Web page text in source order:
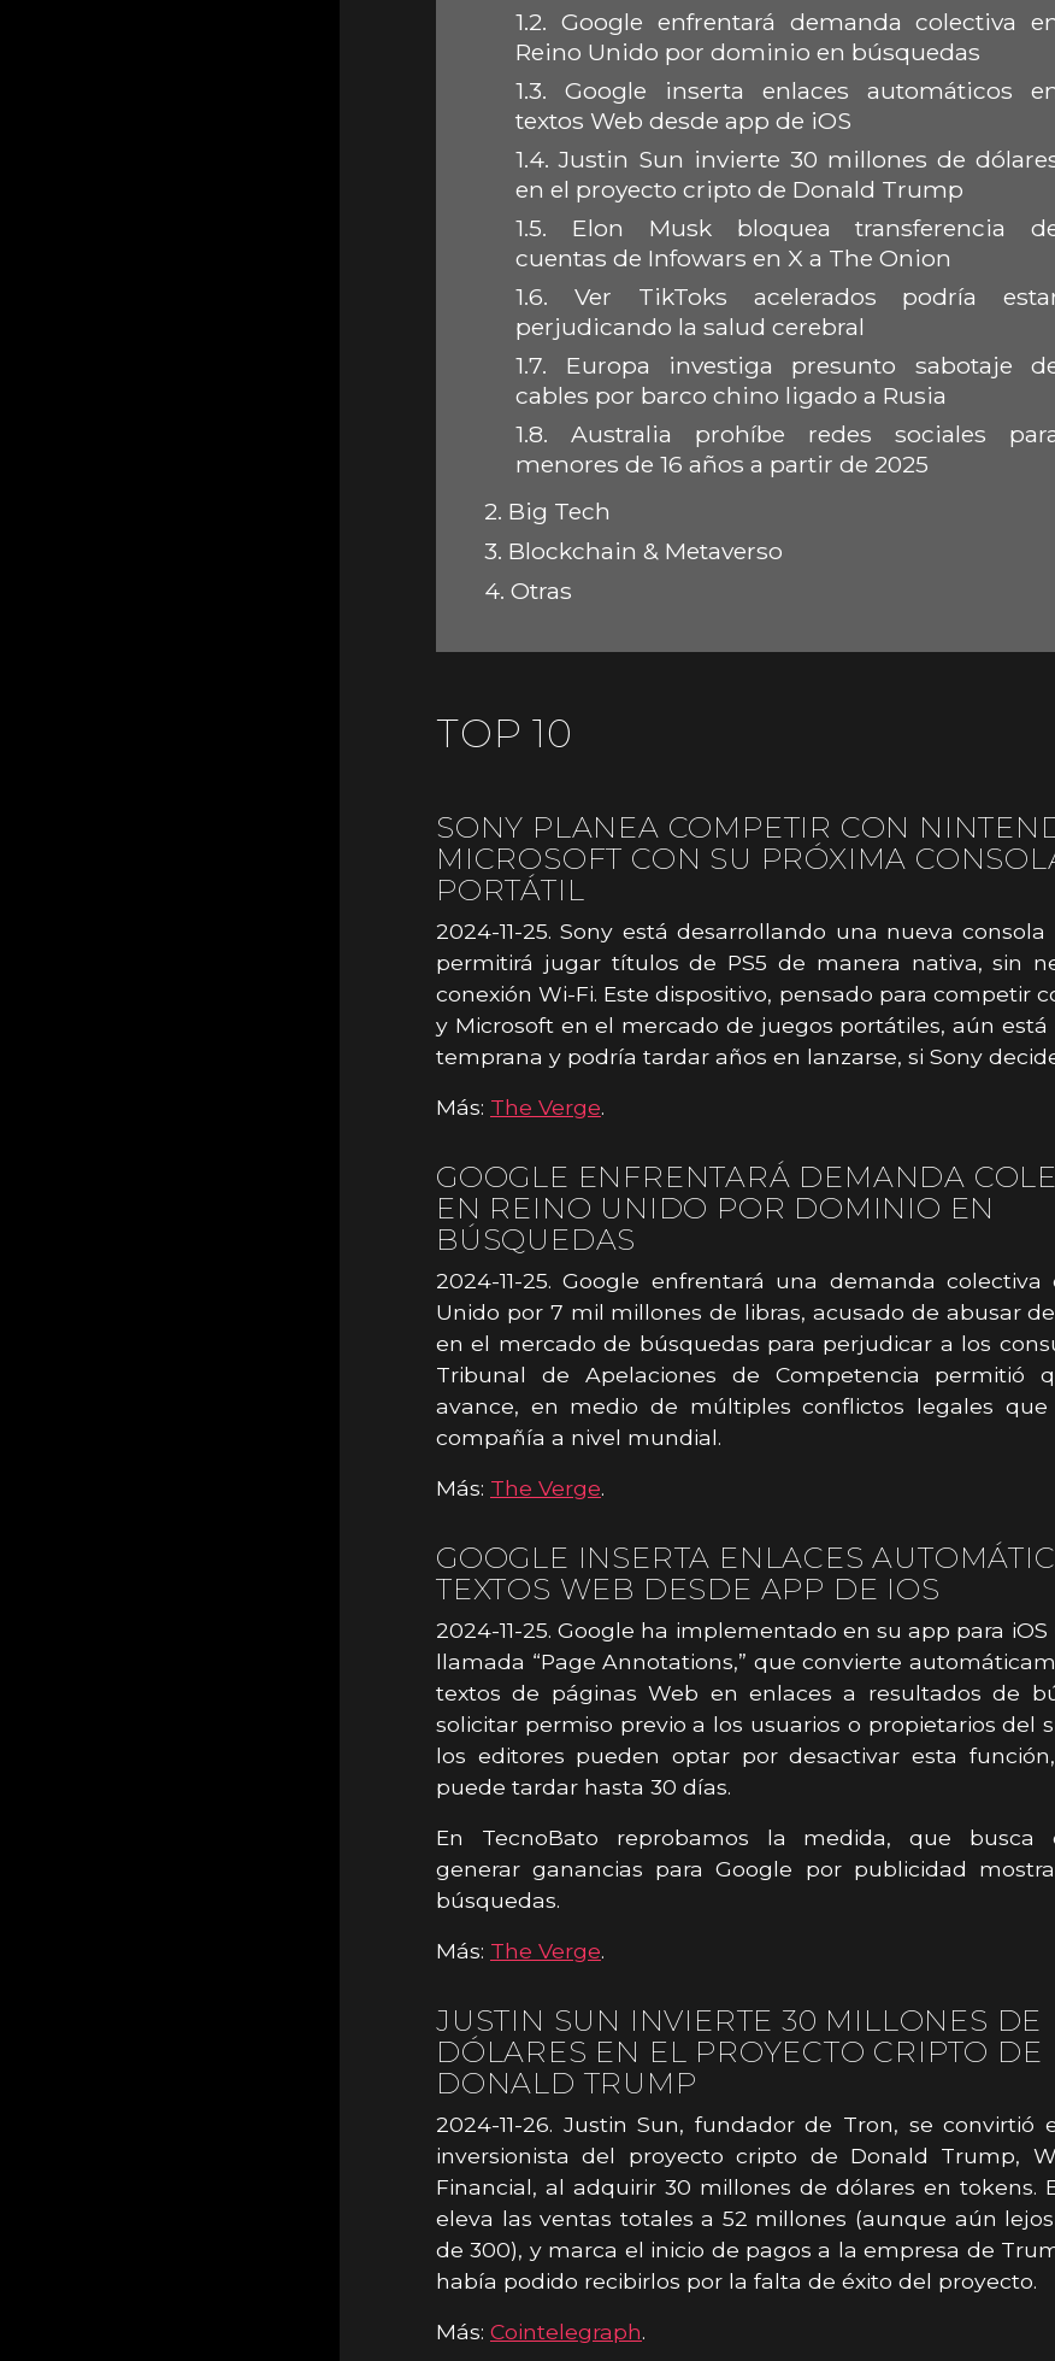
1.2. Google enfrentará demanda colectiva
Reino Unido por dominio en búsquedas
1.3. Google inserta enlaces automáticos
textos Web desde app de iOS
1.4. Justin Sun invierte 30 millones de
en el proyecto cripto de Donald Trump
1.5. Elon Musk bloquea transferencia
cuentas de Infowars en X a The Onion
1.6. Ver TikToks acelerados podría
perjudicando la salud cerebral
1.7. Europa investiga presunto sabotaje
cables por barco chino ligado a Rusia
1.8. Australia prohíbe redes sociales
menores de 16 años a partir de 2025
2. Big Tech
3. Blockchain & Metaverso
4. Otras
TOP 10
SONY PLANEA COMPETIR CON
MICROSOFT CON SU PRÓXIMA
PORTÁTIL
2024-11-25. Sony está desarrollando una nueva
permitirá jugar títulos de PS5 de manera nativa, sin
conexión Wi-Fi. Este dispositivo, pensado para competir
y Microsoft en el mercado de juegos portátiles, aún está
temprana y podría tardar años en lanzarse, si Sony
Más: The Verge.
GOOGLE ENFRENTARÁ DEMANDA
EN REINO UNIDO POR DOMINIO EN
BÚSQUEDAS
2024-11-25. Google enfrentará una demanda colectiva
Unido por 7 mil millones de libras, acusado de abusar
en el mercado de búsquedas para perjudicar a los
Tribunal de Apelaciones de Competencia permitió
avance, en medio de múltiples conflictos legales
compañía a nivel mundial.
Más: The Verge.
GOOGLE INSERTA ENLACES
TEXTOS WEB DESDE APP DE IOS
2024-11-25. Google ha implementado en su app para
llamada “Page Annotations,” que convierte
textos de páginas Web en enlaces a resultados de
solicitar permiso previo a los usuarios o propietarios del
los editores pueden optar por desactivar esta
puede tardar hasta 30 días.
En TecnoBato reprobamos la medida, que busca
generar ganancias para Google por publicidad
búsquedas.
Más: The Verge.
JUSTIN SUN INVIERTE 30 MILLONES DE
DÓLARES EN EL PROYECTO CRIPTO DE
DONALD TRUMP
2024-11-26. Justin Sun, fundador de Tron, se convirtió
inversionista del proyecto cripto de Donald Trump,
Financial, al adquirir 30 millones de dólares en tokens.
eleva las ventas totales a 52 millones (aunque aún
de 300), y marca el inicio de pagos a la empresa de
había podido recibirlos por la falta de éxito del proyecto.
Más: Cointelegraph.